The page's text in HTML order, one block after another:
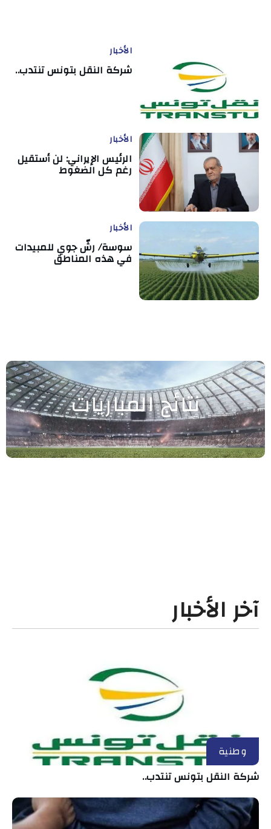
الأخبار
شركة النقل بتونس تنتدب..
الأخبار
الرئيس الإيراني: لن أستقيل
رغم كل الضغوط
الأخبار
سوسة/ رشّ جوي للمبيدات
في هذه المناطق
نتائج المباريات
آخر الأخبار
وطنية
شركة النقل بتونس تنتدب..